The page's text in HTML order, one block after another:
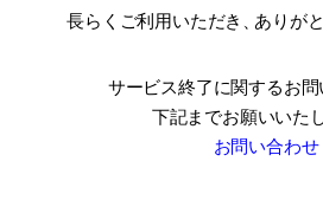
長らくご利用いただき ありが
サービス終了に関するお問
下記までお願いいた
お問い合わせ